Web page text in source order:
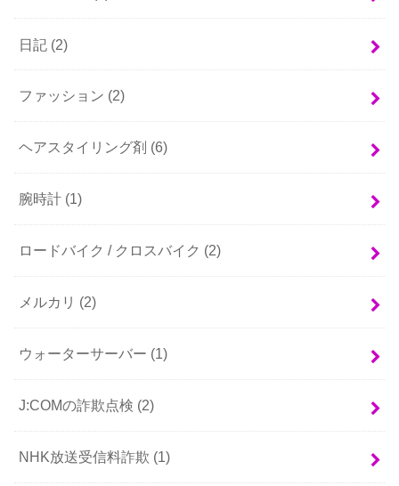
日記 (2)
ファッション (2)
ヘアスタイリング剤 (6)
腕時計 (1)
ロードバイク / クロスバイク (2)
メルカリ (2)
ウォーターサーバー (1)
J:COMの詐欺点検 (2)
NHK放送受信料詐欺 (1)